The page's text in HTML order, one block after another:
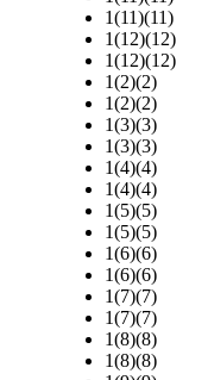
1(11)(11)
1(12)(12)
1(12)(12)
1(2)(2)
1(2)(2)
1(3)(3)
1(3)(3)
1(4)(4)
1(4)(4)
1(5)(5)
1(5)(5)
1(6)(6)
1(6)(6)
1(7)(7)
1(7)(7)
1(8)(8)
1(8)(8)